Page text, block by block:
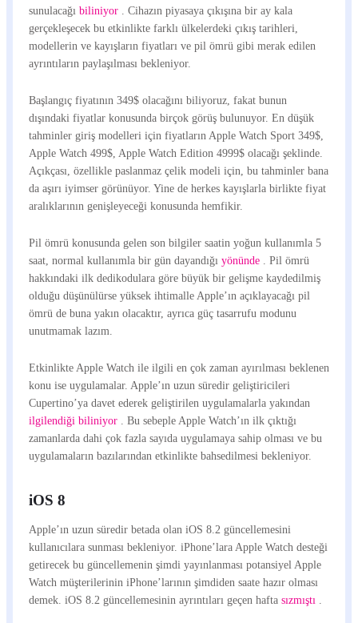
sunulacağı biliniyor
. Cihazın piyasaya çıkışına bir ay kala
gerçekleşecek bu etkinlikte farklı ülkelerdeki çıkış tarihleri,
modellerin ve kayışların fiyatları ve pil ömrü gibi merak edilen
ayrıntıların paylaşılması bekleniyor.
Başlangıç fiyatının 349$ olacağını biliyoruz, fakat bunun
dışındaki fiyatlar konusunda birçok görüş bulunuyor. En düşük
tahminler giriş modelleri için fiyatların Apple Watch Sport 349$,
Apple Watch 499$, Apple Watch Edition 4999$ olacağı şeklinde.
Açıkçası, özellikle paslanmaz çelik modeli için, bu tahminler bana
da aşırı iyimser görünüyor. Yine de herkes kayışlarla birlikte fiyat
aralıklarının genişleyeceği konusunda hemfikir.
Pil ömrü konusunda gelen son bilgiler saatin yoğun kullanımla 5
saat, normal kullanımla bir gün dayandığı yönünde
. Pil ömrü
hakkındaki ilk dedikodulara göre büyük bir gelişme kaydedilmiş
olduğu düşünülürse yüksek ihtimalle Apple’ın açıklayacağı pil
ömrü de buna yakın olacaktır, ayrıca güç tasarrufu modunu
unutmamak lazım.
Etkinlikte Apple Watch ile ilgili en çok zaman ayırılması beklenen
konu ise uygulamalar. Apple’ın uzun süredir geliştiricileri
Cupertino’ya davet ederek geliştirilen uygulamalarla yakından
ilgilendiği biliniyor
. Bu sebeple Apple Watch’ın ilk çıktığı
zamanlarda dahi çok fazla sayıda uygulamaya sahip olması ve bu
uygulamaların bazılarından etkinlikte bahsedilmesi bekleniyor.
iOS 8
Apple’ın uzun süredir betada olan iOS 8.2 güncellemesini
kullanıcılara sunması bekleniyor. iPhone’lara Apple Watch desteği
getirecek bu güncellemenin şimdi yayınlanması potansiyel Apple
Watch müşterilerinin iPhone’larının şimdiden saate hazır olması
demek. iOS 8.2 güncellemesinin ayrıntıları geçen hafta sızmıştı